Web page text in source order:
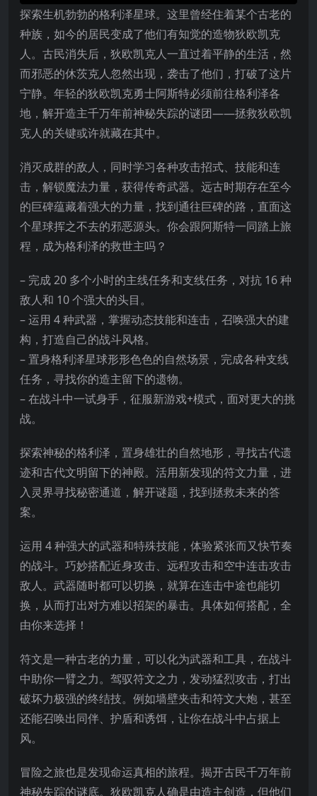
探索生机勃勃的格利泽星球。这里曾经住着某个古老的
种族，如今的居民变成了他们有知觉的造物狄欧凯克
人。古民消失后，狄欧凯克人一直过着平静的生活，然
而邪恶的休茨克人忽然出现，袭击了他们，打破了这片
宁静。年轻的狄欧凯克勇士阿斯特必须前往格利泽各
地，解开造主千万年前神秘失踪的谜团——拯救狄欧凯
克人的关键或许就藏在其中。
消灭成群的敌人，同时学习各种攻击招式、技能和连
击，解锁魔法力量，获得传奇武器。远古时期存在至今
的巨碑蕴藏着强大的力量，找到通往巨碑的路，直面这
个星球挥之不去的邪恶源头。你会跟阿斯特一同踏上旅
程，成为格利泽的救世主吗？
– 完成 20 多个小时的主线任务和支线任务，对抗 16种
敌人和 10 个强大的头目。
– 运用 4 种武器，掌握动态技能和连击，召唤强大的建
构，打造自己的战斗风格。
– 置身格利泽星球形形色色的自然场景，完成各种支线
任务，寻找你的造主留下的遗物。
– 在战斗中一试身手，征服新游戏+模式，面对更大的挑
战。
探索神秘的格利泽，置身雄壮的自然地形，寻找古代遗
迹和古代文明留下的神殿。活用新发现的符文力量，进
入灵界寻找秘密通道，解开谜题，找到拯救未来的答
案。
运用 4 种强大的武器和特殊技能，体验紧张而又快节奏
的战斗。巧妙搭配近身攻击、远程攻击和空中连击攻击
敌人。武器随时都可以切换，就算在连击中途也能切
换，从而打出对方难以招架的暴击。具体如何搭配，全
由你来选择！
符文是一种古老的力量，可以化为武器和工具，在战斗
中助你一臂之力。驾驭符文之力，发动猛烈攻击，打出
破坏力极强的终结技。例如墙壁夹击和符文大炮，甚至
还能召唤出同伴、护盾和诱饵，让你在战斗中占据上
风。
冒险之旅也是发现命运真相的旅程。揭开古民千万年前
神秘失踪的谜底。狄欧凯克人确是由造主创造，但他们